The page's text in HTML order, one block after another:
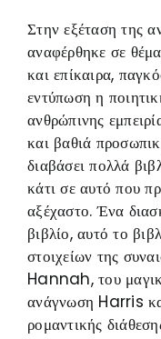
Στην εξέταση της
αναφέρθηκε σε
και επίκαιρα,
εντύπωση η
ανθρώπινης
και βαθιά
διαβάσει πολλά
κάτι σε αυτό που
αξέχαστο. Ένα
βιβλίο, αυτό το
στοιχείων της
Hannah, του
ανάγνωση Harris
ρομαντικής